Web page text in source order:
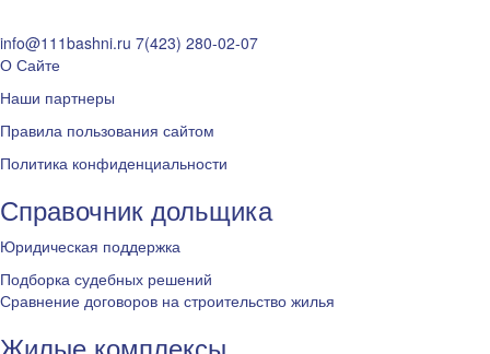
info@111bashni.ru 7(423) 280-02-07
О Сайте
Наши партнеры
Правила пользования сайтом
Политика конфиденциальности
Справочник дольщика
Юридическая поддержка
Подборка судебных решений
Сравнение договоров на строительство жилья